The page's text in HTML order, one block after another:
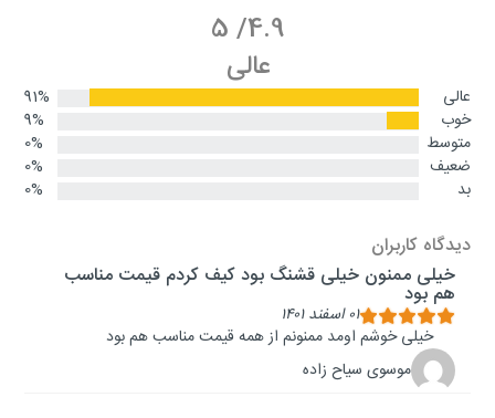
4.9
/
5
عالی
عالی
91%
خوب
9%
متوسط
0%
ضعیف
0%
بد
0%
دیدگاه کاربران
خیلی ممنون خیلی قشنگ بود کیف کردم قیمت مناسب
هم بود
۰۱ اسفند ۱۴۰۱
خیلی خوشم اومد ممنونم از همه قیمت مناسب هم بود
موسوی سیاح زاده